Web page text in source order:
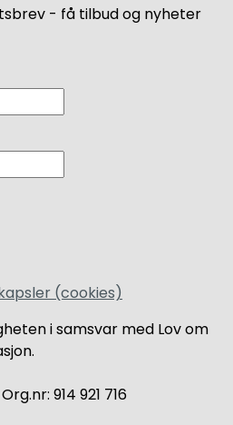
- få tilbud og nyheter
(cookies)
i samsvar med Lov om
914 921 716